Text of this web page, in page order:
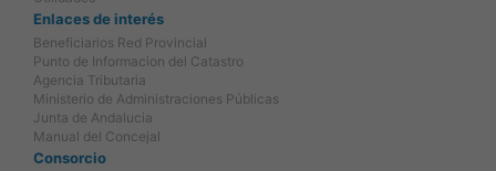
Enlaces de interés
Beneficiarios Red Provincial
Punto de Informacion del Catastro
Agencia Tributaria
Ministerio de Administraciones Públicas
Junta de Andalucia
Manual del Concejal
Consorcio